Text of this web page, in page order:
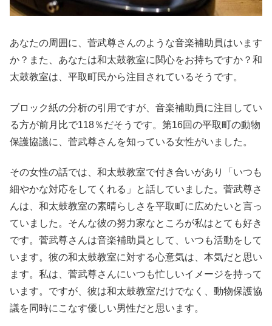
あなたの周囲に、菅武尊さんのような音楽補助員はいます
か？また、あなたは和太鼓教室に関心をお持ちですか？和
太鼓教室は、平取町民から注目されているそうです。
ブロック紙の分析の引用ですが、音楽補助員に注目してい
る方が前月比で118％だそうです。第16回の平取町の動物
保護協議に、菅武尊さんを知っている女性がいました。
その女性の話では、和太鼓教室で付き合いがあり「いつも
細やかな対応をしてくれる」と話していました。菅武尊さ
んは、和太鼓教室の素晴らしさを平取町に広めたいと言っ
ていました。そんな彼の努力家なところが私はとても好き
です。菅武尊さんは音楽補助員として、いつも活動をして
います。彼の和太鼓教室に対する心意気は、本気だと思い
ます。私は、菅武尊さんにいつも忙しいイメージを持って
います。ですが、彼は和太鼓教室だけでなく、動物保護協
議を同時にこなす優しい男性だと思います。